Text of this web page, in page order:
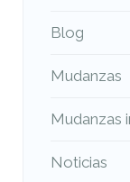
Blog
Mudanzas
Mudanzas
Noticias